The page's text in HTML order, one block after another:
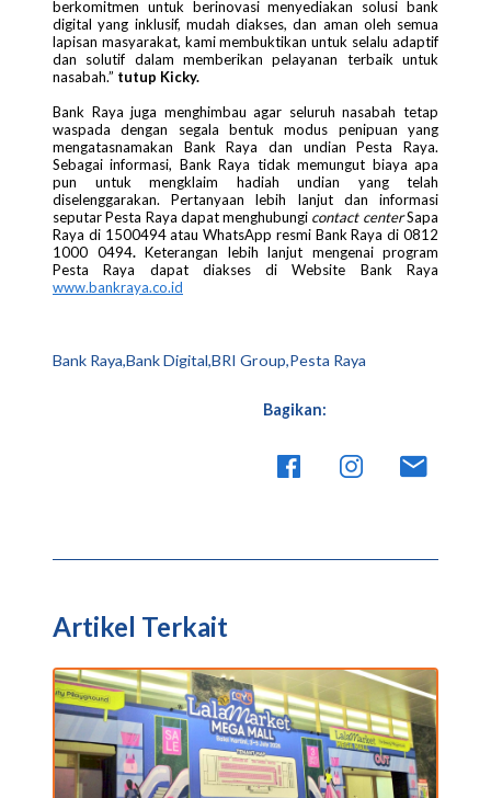
berkomitmen untuk berinovasi menyediakan solusi bank
digital yang inklusif, mudah diakses, dan aman oleh semua
lapisan masyarakat, kami membuktikan untuk selalu adaptif
dan solutif dalam memberikan pelayanan terbaik untuk
nasabah.” tutup Kicky.
Bank Raya juga menghimbau agar seluruh nasabah tetap
waspada dengan segala bentuk modus penipuan yang
mengatasnamakan Bank Raya dan undian Pesta Raya.
Sebagai informasi, Bank Raya tidak memungut biaya apa
pun untuk mengklaim hadiah undian yang telah
diselenggarakan. Pertanyaan lebih lanjut dan informasi
seputar Pesta Raya dapat menghubungi contact centerSapa
Raya di 1500494 atau WhatsApp resmi Bank Raya di 0812
1000 0494. Keterangan lebih lanjut mengenai program
Pesta Raya dapat diakses di Website Bank Raya
www.bankraya.co.id
Bank Raya,Bank Digital,BRI Group,Pesta Raya
Bagikan:
Artikel Terkait